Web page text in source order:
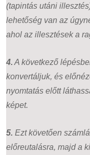
(tapintás utáni
lehetőség van az
ahol az illesztések a
4. A következő
konvertáljuk, és
nyomtatás előtt
képet.
5. Ezt követően
előreutalásra, majd a